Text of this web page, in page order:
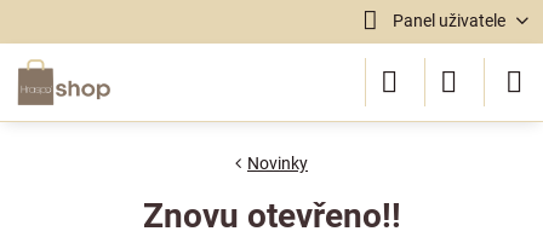
Panel uživatele
Novinky
Znovu otevřeno!!